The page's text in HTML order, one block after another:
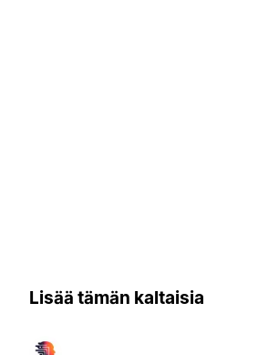
Lisää tämän kaltaisia